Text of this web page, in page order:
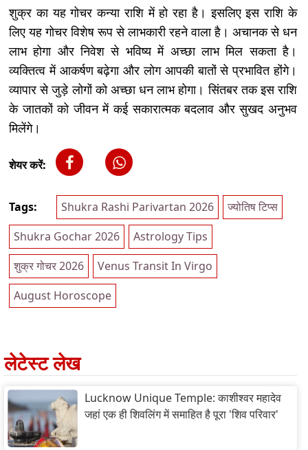
शुक्र का यह गोचर कन्या राशि में हो रहा है। इसलिए इस राशि के
लिए यह गोचर विशेष रूप से लाभकारी रहने वाला है। अचानक से धन
लाभ होगा और निवेश से भविष्य में अच्छा लाभ मिल सकता है।
व्यक्तित्व में आकर्षण बढ़ेगा और लोग आपकी बातों से प्रभावित होंगे।
व्यापार से जुड़े लोगों को अच्छा धन लाभ होगा। सिंतबर तक इस राशि
के जातकों को जीवन में कई सकारात्मक बदलाव और सुखद अनुभव
मिलेंगे।
शेयर करें:
Tags: Shukra Rashi Parivartan 2026
ज्योतिष टिप्स
Shukra Gochar 2026
Astrology Tips
शुक्र गोचर 2026
Venus Transit In Virgo
August Horoscope
लेटेस्ट लेख
Lucknow Unique Temple: काशीश्वर महादेव
जहां एक ही शिवलिंग में समाहित है पूरा 'शिव परिवार'